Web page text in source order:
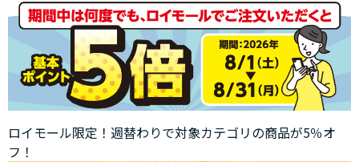
ロイモール限定！週替わりで対象カテゴリの商品が5％オ
フ！